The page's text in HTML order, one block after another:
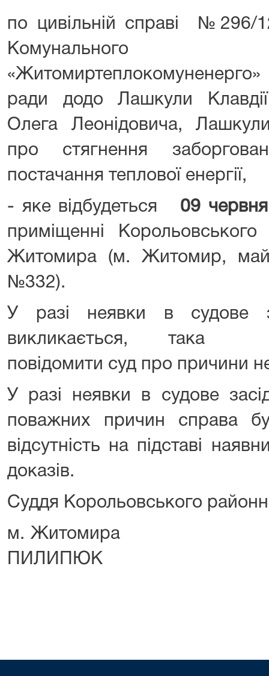
по цивільній справі №296/
Комунального
ради додо Лашкули
Олега Леонідовича,
про стягнення
постачання теплової енергії,
- яке відбудеться 09
приміщенні
Житомира (м. Житомир,
№332).
У разі неявки в судове
викликається, така
повідомити суд про причини
У разі неявки в судове
поважних причин справа
відсутність на підставі
доказів.
Суддя Корольовського
м.
ПИЛИПЮК